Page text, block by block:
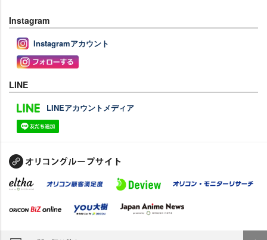
Instagram
Instagramアカウント
LINE
LINEアカウントメディア